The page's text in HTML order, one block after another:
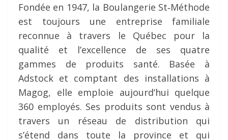
Fondée en 1947, la Boulangerie St‐Méthode
est toujours une entreprise familiale
reconnue à travers le Québec pour la
qualité et l’excellence de ses quatre
gammes de produits santé. Basée à
Adstock et comptant des installations à
Magog, elle emploie aujourd’hui quelque
360 employés. Ses produits sont vendus à
travers un réseau de distribution qui
s’étend dans toute la province et qui